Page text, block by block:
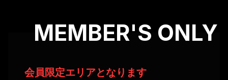
MEMBER'S ONLY
会員限定エリアとなります